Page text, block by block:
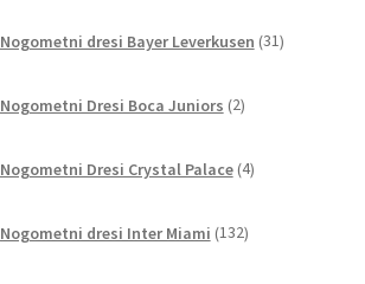
Nogometni dresi Bayer Leverkusen 31izdelkov
Nogometni Dresi Boca Juniors 2izdelka
Nogometni Dresi Crystal Palace 4izdelki
Nogometni dresi Inter Miami 132izdelkov